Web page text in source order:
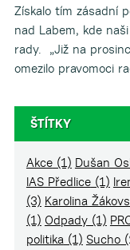
Získalo tím zásadní
nad Labem, kde
rady. „Již na
omezilo pravomoci
ŠTÍTKY
Akce(1) Dušan
IAS Předlice(1)
(3) Karolina
(1) Odpady(1)
politika(1) Sucho